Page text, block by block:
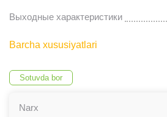
Выходные характеристики
Barcha xususiyatlari
Sotuvda bor
Narx